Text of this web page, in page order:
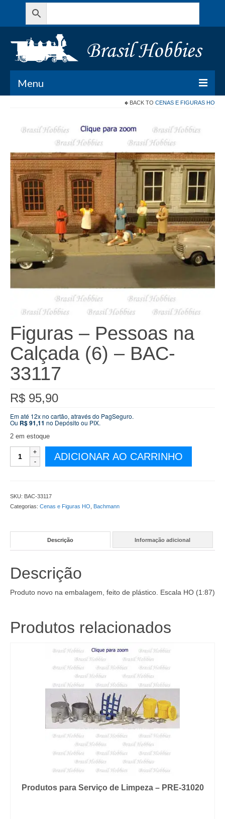
Menu
Meu Carrinho
Minha conta
Contato
BACK TO CENAS E FIGURAS HO
Figuras – Pessoas na
Calçada (6) – BAC-
33117
R$ 95,90
Em até 12x no cartão, através do PagSeguro.
Ou R$91,11 no Depósito ou PIX.
2 em estoque
Figuras
33117
quantidade
ADICIONAR AO CARRINHO
SKU: BAC-33117
Categorias: Cenas e Figuras HO Bachmann
Descrição Informação adicional
Descrição
Produto novo na embalagem, feito de plástico. Escala HO (1:87)
Produtos relacionados
Produtos para Serviço de Limpeza – PRE-31020